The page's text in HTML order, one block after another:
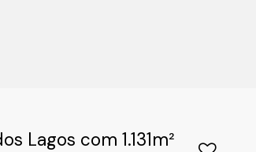
Lagos com 1.131m²